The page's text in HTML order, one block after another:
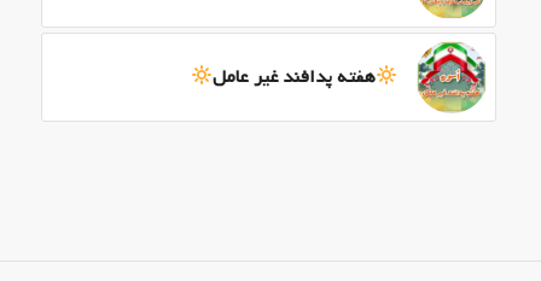
هفته پدافند غیر عامل